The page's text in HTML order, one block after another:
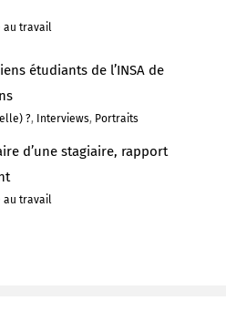
au travail
étudiants de l’INSA de
?, Interviews, Portraits
d’une stagiaire, rapport
au travail